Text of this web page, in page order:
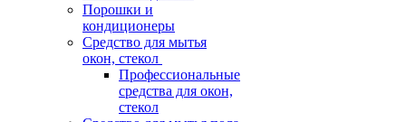
Порошки и
кондиционеры
Средство для мытья
окон, стекол
Профессиональные
средства для окон,
стекол